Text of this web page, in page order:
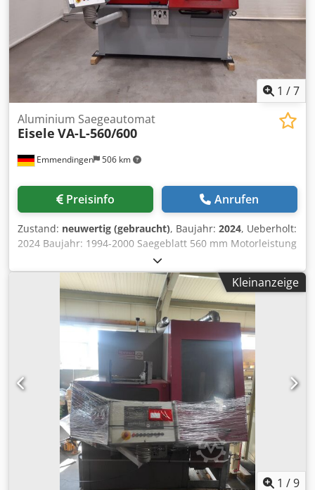
1 /7
Emmendingen 506 km
Aluminium Saegeautomat
Eisele VA-L-560/600
Preisinfo Anrufen
Zustand: neuwertig (gebraucht), Baujahr: 2024, Ueberholt:
2024 Baujahr: 1994-2000 Saegeblatt 560 mm Motorleistung
6,5 / 8,0 KW Drehzahl 1500/3000 min-1
Schnittgeschwindigkeit 2100 – 4200 m/min
Saegehoehensteuerung: elektronisch Arbeitsbereich
Vierkant max.: 170x170 mm Arbeitsbereich Flach max.:
300x150 mm Arbeitsbereich Rund max.: 200 mm
Saegevorschub 0 – 40 mm/s stufenlos einstellbar
Abschnittlaenge 5-950 mm (9999mm Mehrfachhub)
Nachschubgeschw. max. 500 mm/s Gewicht ca. 1900 Kg
Abmessungen LxBxH 2200mm x2700mm x1950mm Die
Maschine befindet sich nach abgeschlossenem Retrofit
sowohl technisch, als auch optisch in neuwertigem
Zustand. Die Maschine ist durch ihre Ausstattung und
Bauweise fuer ein grosses Spektrum von Einsatzgebieten
sehr effizient nutzbar. Die programmierte HMI Steuerung
sorgt fuer eine einfache und sehr rentable Bedienung der
Anlage. Die Schallschutzkabine reduziert hierbei die
Kleinanzeige
1 /9